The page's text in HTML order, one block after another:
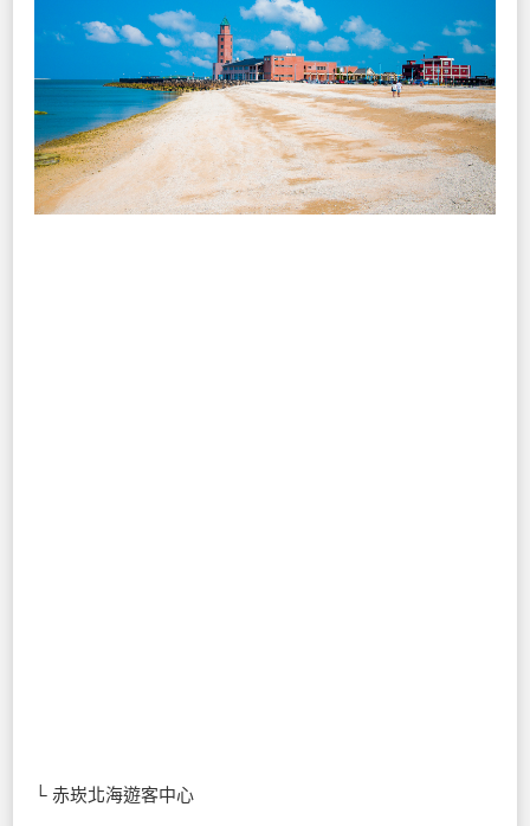
└ 赤崁北海遊客中心